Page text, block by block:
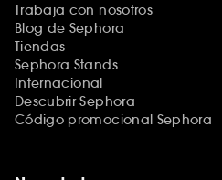
Trabaja con nosotros
Blog de Sephora
Tiendas
Sephora Stands
Internacional
Descubrir Sephora
Código promocional Sephora